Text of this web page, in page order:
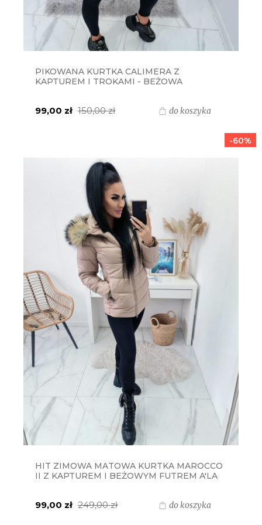
PIKOWANA KURTKA CALIMERA Z
KAPTUREM I TROKAMI - BEŻOWA
99,00 zł 150,00 zł do koszyka
HIT ZIMOWA MATOWA KURTKA MAROCCO
II Z KAPTUREM I BEŻOWYM FUTREM A'LA
99,00 zł 249,00 zł do koszyka
-60%